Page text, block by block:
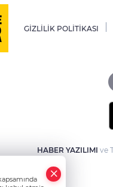
GİZLİLİK POLİTİKASI
HABER YAZILIMI ve